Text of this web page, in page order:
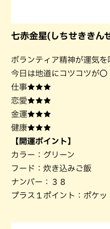
七赤金星(しちせききん
ボランティア精神が運気を
今日は地道にコツコツが〇
仕事★★★
恋愛★★★
金運★★★
健康★★★
【開運ポイント】
カラー：グリーン
フード：炊き込みご飯
ナンバー：３８
プラス１ポイント：ポケッ